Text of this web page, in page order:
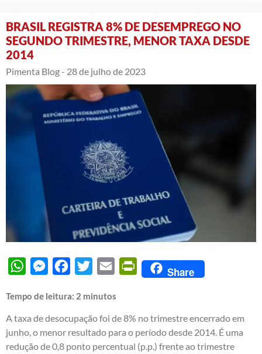
BRASIL REGISTRA 8% DE DESEMPREGO NO
SEGUNDO TRIMESTRE, MENOR TAXA DESDE
2014
Pimenta Blog - 28 de julho de 2023
WhatsAppMessengerFacebook
Twitter Email PrintFriendly
Share
Tempo de leitura: 2 minutos
A taxa de desocupação foi de 8% no trimestre encerrado em
junho, o menor resultado para o período desde 2014. É uma
redução de 0,8 ponto percentual (p.p.) frente ao trimestre